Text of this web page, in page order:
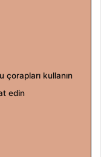
çorapları kullanın
edin